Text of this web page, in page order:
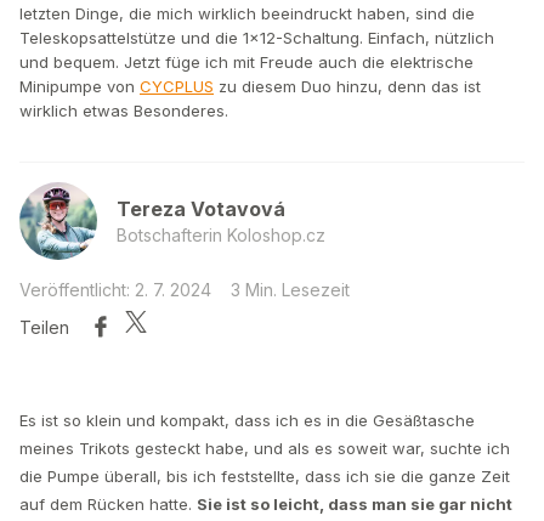
letzten Dinge, die mich wirklich beeindruckt haben, sind die
Teleskopsattelstütze und die 1x12-Schaltung. Einfach, nützlich
und bequem. Jetzt füge ich mit Freude auch die elektrische
Minipumpe von CYCPLUS zu diesem Duo hinzu, denn das ist
wirklich etwas Besonderes.
Tereza Votavová
Botschafterin Koloshop.cz
Veröffentlicht: 2. 7. 2024
3 Min. Lesezeit
Teilen
Es ist so klein und kompakt, dass ich es in die Gesäßtasche
meines Trikots gesteckt habe, und als es soweit war, suchte ich
die Pumpe überall, bis ich feststellte, dass ich sie die ganze Zeit
auf dem Rücken hatte. Sie ist so leicht, dass man sie gar nicht